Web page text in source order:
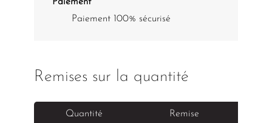
Paiement 100% sécurisé
Remises sur la quantité
Quantité Remise